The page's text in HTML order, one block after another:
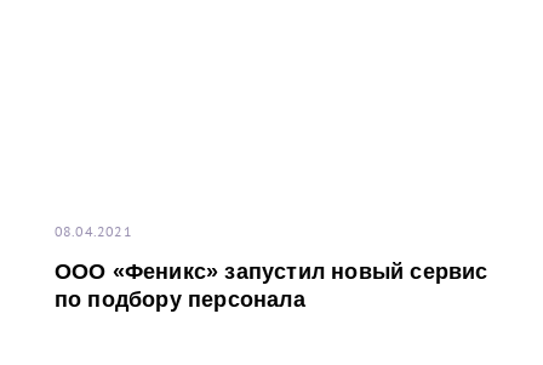
08.04.2021
ООО «Феникс» запустил новый сервис
по подбору персонала